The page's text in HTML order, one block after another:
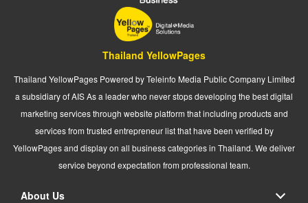
Thailand YellowPages
Thailand YellowPages Powered by Teleinfo Media Public Company Limited
a subsidiary of AIS As a leader who never stops developing the best digital
marketing services through website platform that including products and
services from trusted entrepreneur list that have been verified by
YellowPages and display on all business categories in Thailand. We deliver
service beyond expectation from professional team.
About Us